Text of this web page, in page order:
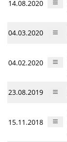
14.08.2020
04.03.2020
04.02.2020
23.08.2019
15.11.2018